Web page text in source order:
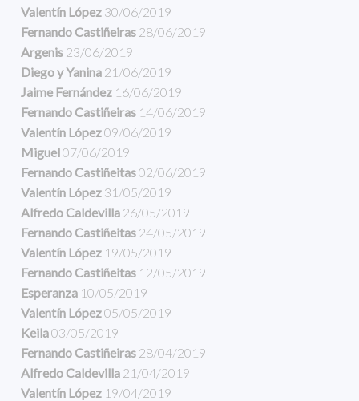
Valentín López 30/06/2019
Fernando Castiñeiras 28/06/2019
Argenis 23/06/2019
Diego y Yanina 21/06/2019
Jaime Fernández 16/06/2019
Fernando Castiñeiras 14/06/2019
Valentín López09/06/2019
Miguel07/06/2019
Fernando Castiñeitas02/06/2019
Valentín López 31/05/2019
Alfredo Caldevilla 26/05/2019
Fernando Castiñeitas 24/05/2019
Valentín López 19/05/2019
Fernando Castiñeitas 12/05/2019
Esperanza 10/05/2019
Valentín López05/05/2019
Keila03/05/2019
Fernando Castiñeiras 28/04/2019
Alfredo Caldevilla 21/04/2019
Valentín López 19/04/2019